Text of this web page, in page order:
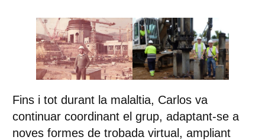
Fins i tot durant la malaltia, Carlos va
continuar coordinant el grup, adaptant-se a
noves formes de trobada virtual, ampliant